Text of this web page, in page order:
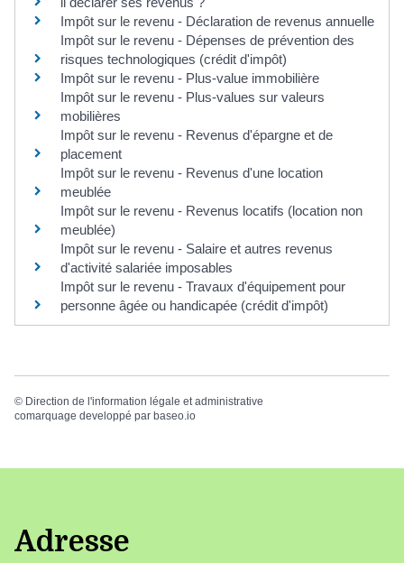
Impôt sur le revenu - Déclaration de revenus annuelle
Impôt sur le revenu - Dépenses de prévention des
risques technologiques (crédit d'impôt)
Impôt sur le revenu - Plus-value immobilière
Impôt sur le revenu - Plus-values sur valeurs
mobilières
Impôt sur le revenu - Revenus d'épargne et de
placement
Impôt sur le revenu - Revenus d'une location
meublée
Impôt sur le revenu - Revenus locatifs (location non
meublée)
Impôt sur le revenu - Salaire et autres revenus
d'activité salariée imposables
Impôt sur le revenu - Travaux d'équipement pour
personne âgée ou handicapée (crédit d'impôt)
© Direction de l'information légale et administrative
comarquage developpé par baseo.io
Adresse